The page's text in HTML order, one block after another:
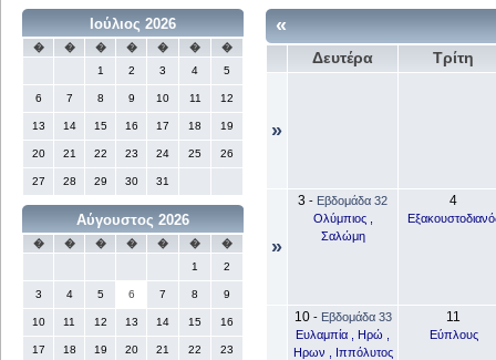
Ιούλιος 2026
� � � � � �
�
1
2 3 4 5
6 7 8 9 10 11 12
13 14 15 16 17 18 19
20 21 22 23 24 25 26
27 28 29 30 31
Αύγουστος 2026
� � � � � �
�
1
2
3 4 5 6 7 8 9
10 11 12 13 14 15 16
17 18 19 20 21 22 23
«
Δευτέρα Τρίτη
»
»
3 - Εβδομάδα 32
Ολύμπιος ,
Σαλώμη
4
10- Εβδομάδα 33
Ευλαμπία , Ηρώ ,
Ηρων , Ιππόλυτος
11
Εύπλους